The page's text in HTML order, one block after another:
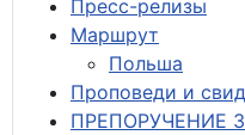
Пресс-релизы
Маршрут
Польша
Проповеди и
ПРЕПОРУЧЕНИЕ